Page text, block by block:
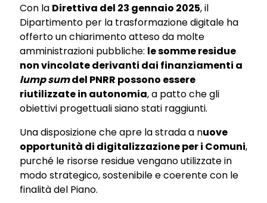
Con la Direttiva del 23 gennaio 2025, il
Dipartimento per la trasformazione digitale ha
offerto un chiarimento atteso da molte
amministrazioni pubbliche: le somme residue
non vincolate derivanti dai finanziamenti a
lump sumdel PNRR possono essere
riutilizzate in autonomia, a patto che gli
obiettivi progettuali siano stati raggiunti.
Una disposizione che apre la strada a nuove
opportunità di digitalizzazione per i Comuni,
purché le risorse residue vengano utilizzate in
modo strategico, sostenibile e coerente con le
finalità del Piano.